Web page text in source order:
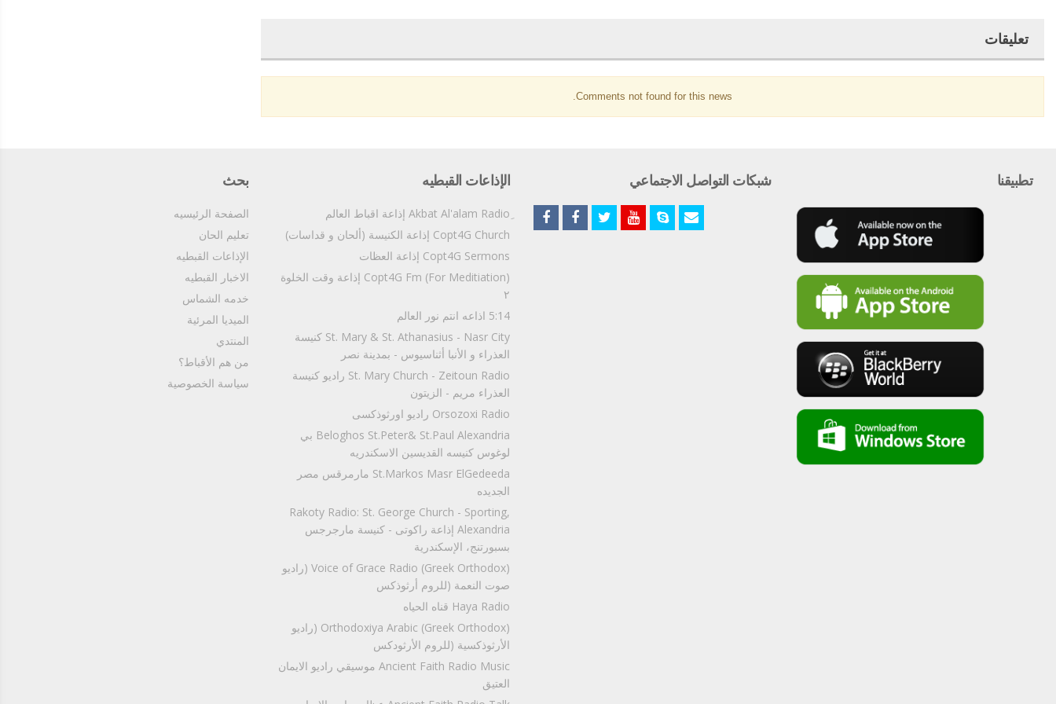
تعليقات
Comments not found for this news.
بحث
الصفحة الرئيسيه
تعليم الحان
الإذاعات القبطيه
الاخبار القبطيه
خدمه الشماس
الميديا المرئية
المنتدي
من هم الأقباط؟‎
سياسة الخصوصية
الإذاعات القبطيه
Copt4G Church إذاعة الكنيسة (ألحان و قداسات)
Copt4G Sermons إذاعة العظات
Copt4G Fm (For Meditiation) إذاعة وقت الخلوة
٢
5:14 اذاعه انتم نور العالم
St. Mary & St. Athanasius - Nasr City كنيسة
العذراء و الأنبا أثناسيوس - بمدينة نصر
St. Mary Church - Zeitoun Radio راديو كنيسة
العذراء مريم - الزيتون
Orsozoxi Radio راديو اورثوذكسى
Beloghos St.Peter& St.Paul Alexandria بي
لوغوس كنيسه القديسين الاسكندريه
St.Markos Masr ElGedeeda مارمرقس مصر
الجديده
Rakoty Radio: St. George Church - Sporting,
Alexandria إذاعة راكوتى - كنيسة مارجرجس
بسبورتنج، الإسكندرية
Voice of Grace Radio (Greek Orthodox) (راديو
صوت النعمة (للروم أرثوذكس
Haya Radio قناه الحياه
Orthodoxiya Arabic (Greek Orthodox) (راديو
الأرثوذكسية (للروم الأرثودكس
Ancient Faith Radio Music موسيقي راديو الايمان
العتيق
شبكات التواصل الاجتماعي تطبيقنا